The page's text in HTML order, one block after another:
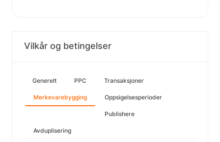
Vilkår og betingelser
Generelt PPC Transaksjoner
Merkevarebygging Oppsigelsesperioder
Publishere
Avduplisering